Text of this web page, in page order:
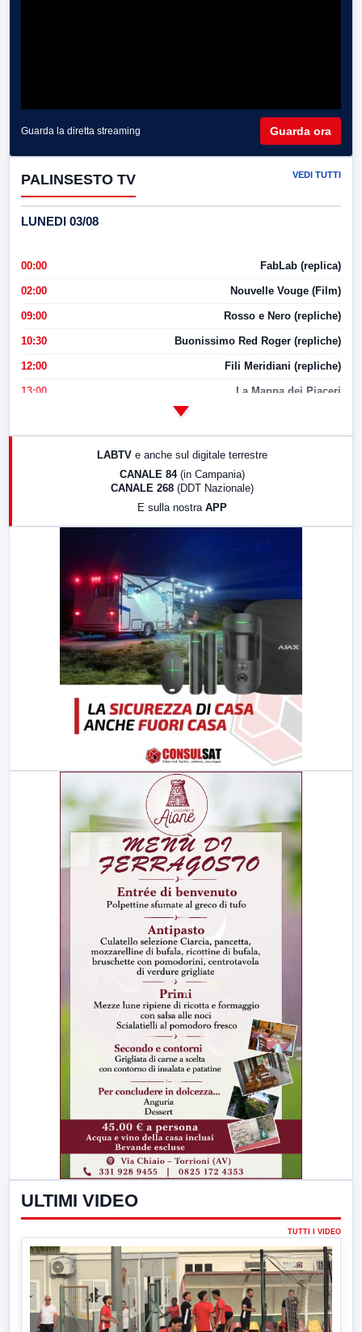
Guarda la diretta streaming Guarda ora
PALINSESTO TV VEDI TUTTI
LUNEDI 03/08
00:00 FabLab (replica)
02:00 Nouvelle Vouge (Film)
09:00 Rosso e Nero (repliche)
10:30 Buonissimo Red Roger (repliche)
12:00 Fili Meridiani (repliche)
13:00 La Mappa dei Piaceri
LABTV e anche sul digitale terrestre
CANALE 84 (in Campania)
CANALE 268 (DDT Nazionale)
E sulla nostra APP
ULTIMI VIDEO
TUTTI I VIDEO